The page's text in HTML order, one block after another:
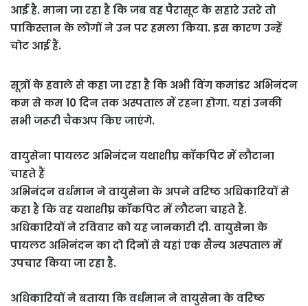
आई है. माना जा रहा है कि जब वह पैरासूट के सहारे उतरे तो
पाकिस्‍तान के लोगों ने उन पर हमला किया. इस कारण उन्‍हें
चोट आई हैं.
सूत्रों के हवाले से कहा जा रहा है कि अभी विंग कमांडर अभ‍िनंदन
कम से कम 10 दिन तक अस्‍पताल में रहना होगा. यहां उनकी
सभी जरूरी चैकअप किए जाएंगे.
वायुसेना पायलट अभिनंदन यथाशीघ्र कॉकपिट में लौटाना
चाहते हैं
अभिनंदन वर्धमान ने वायुसेना के अपने वरिष्ठ अधिकारियों से
कहा है कि वह यथाशीघ्र कॉकपिट में लौटना चाहते हैं.
अधिकारियों ने रविवार को यह जानकारी दी. वायुसेना के
पायलट अभिनंदन का दो दिनों से यहां एक सैन्य अस्पताल में
उपचार किया जा रहा है.
अधिकारियों ने बताया कि वर्धमान ने वायुसेना के वरिष्ठ